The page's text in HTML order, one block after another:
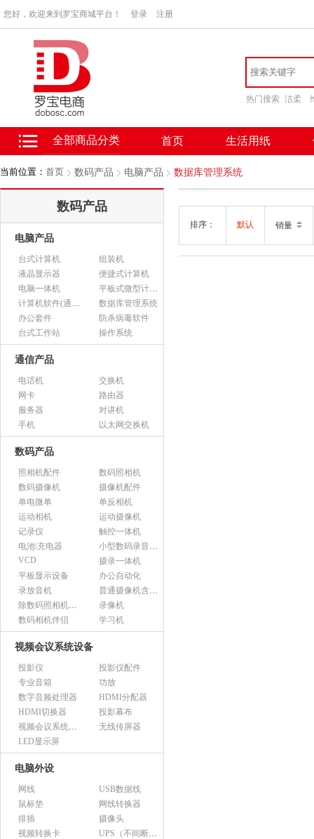
您好，欢迎来到罗宝商城平台！ 登录 注册
热门搜索 洁柔
全部商品分类 首页 生活用纸
当前位置： 首页 数码产品 电脑产品 数据库管理系统
数码产品
电脑产品
台式计算机
组装机
液晶显示器
便捷式计算机
电脑一体机
平板式微型计算机
计算机软件(通用软件)
数据库管理系统
办公套件
防杀病毒软件
台式工作站
操作系统
通信产品
电话机
交换机
网卡
路由器
服务器
对讲机
手机
以太网交换机
数码产品
照相机配件
数码照相机
数码摄像机
摄像机配件
单电微单
单反相机
运动相机
运动摄像机
记录仪
触控一体机
电池\充电器
小型数码录音设备
VCD
摄录一体机
平板显示设备
办公自动化
录放音机
普通摄像机含附件
除数码照相机以外的照相机及器材
录像机
数码相机伴侣
学习机
视频会议系统设备
投影仪
投影仪配件
专业音箱
功放
数字音频处理器
HDMI分配器
HDMI切换器
投影幕布
视频会议系统设备（市采）
无线传屏器
LED显示屏
电脑外设
网线
USB数据线
鼠标垫
网线转换器
排插
摄像头
视频转换卡
UPS（不间断电源）
排序： 默认 销量